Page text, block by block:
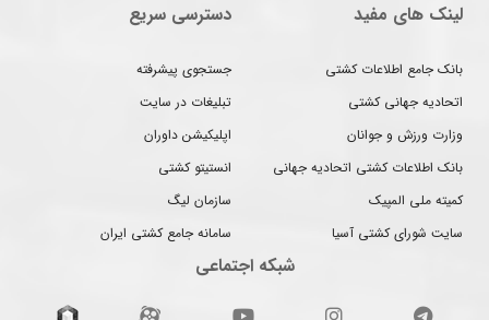
لینک های مفید
بانک جامع اطلاعات کشتی
اتحادیه جهانی کشتی
وزارت ورزش و جوانان
بانک اطلاعات کشتی اتحادیه جهانی
کمیته ملی المپیک
سایت شورای کشتی آسیا
دسترسی سریع
جستجوی پیشرفته
تبلیغات در سایت
اپلیکیشن داوران
انستیتو کشتی
سازمان لیگ
سامانه جامع کشتی ایران
شبکه اجتماعی